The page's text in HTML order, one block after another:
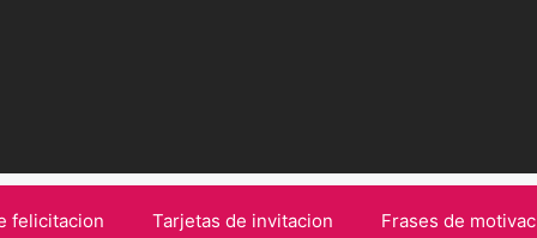
felicitacion Tarjetas de invitacion Frases de